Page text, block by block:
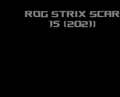
ROG Strix SCAR
15 (2021)